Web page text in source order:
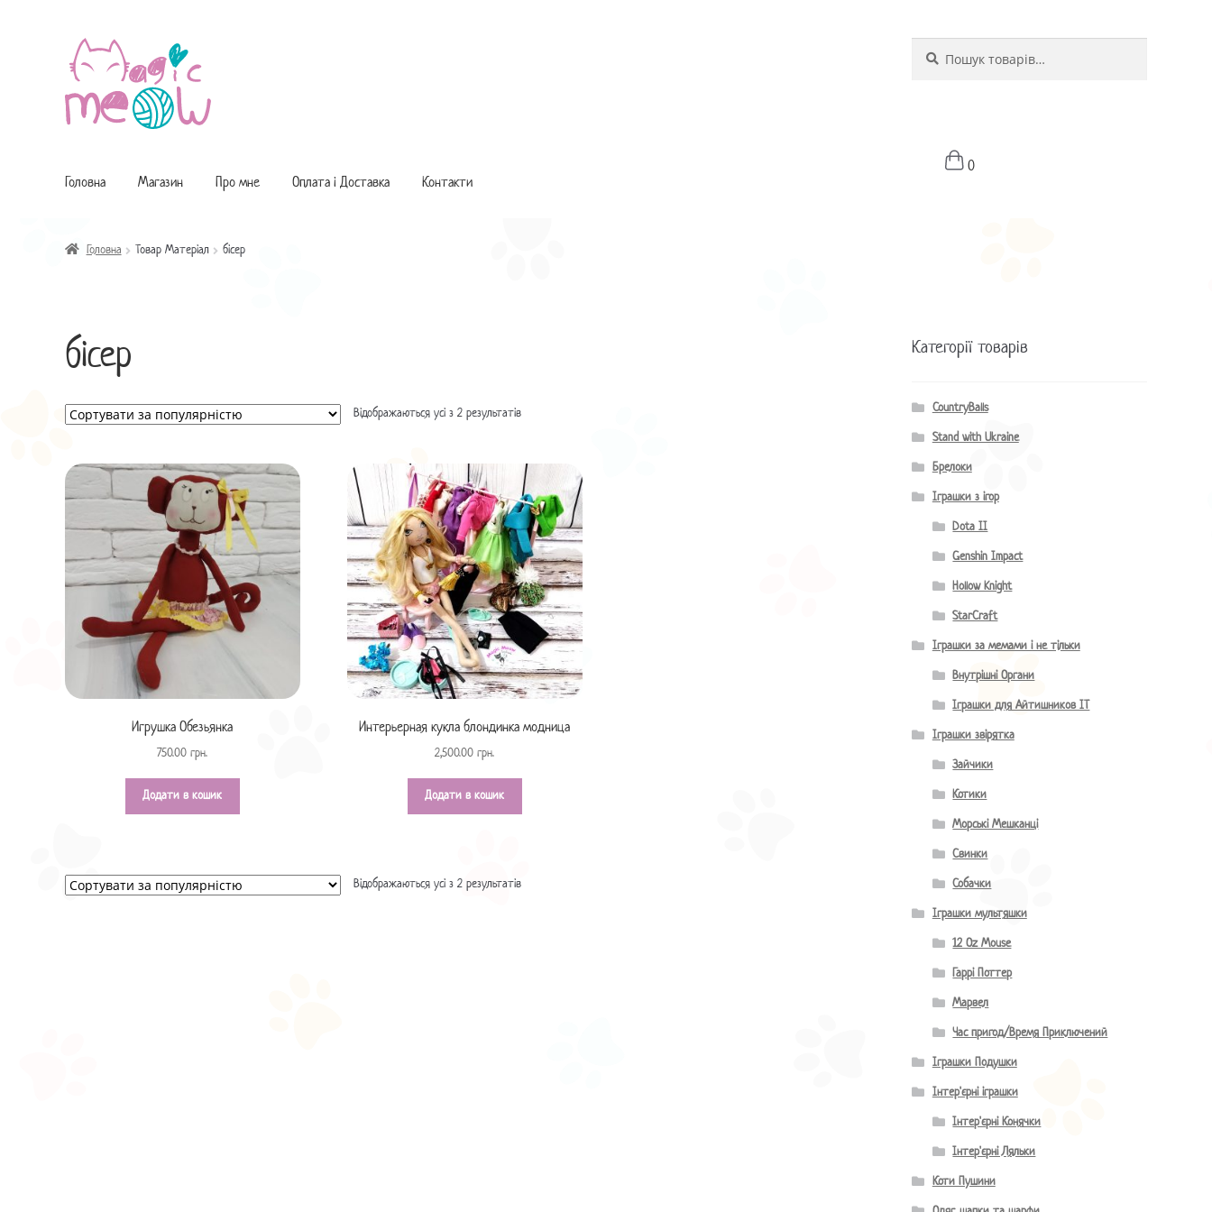
Перейти
до
навігації
Перейти
до
контенту
Головна Магазин Про мне Оплата і Доставка Контакти
0
Головна Товар Матеріал бісер
бісер
Відображаються усі з 2 результатів
Игрушка Обезьянка
750.00грн.
Додати в кошик
Интерьерная кукла блондинка модница
2,500.00грн.
Додати в кошик
Відображаються усі з 2 результатів
Категорії товарів
CountryBalls
Stand with Ukraine
Брелоки
Іграшки з ігор
Dota II
Genshin Impact
Hollow Knight
StarCraft
Іграшки за мемами і не тільки
Внутрішні Органи
Іграшки для Айтишников IT
Іграшки звірятка
Зайчики
Котики
Морські Мешканці
Свинки
Собачки
Іграшки мультяшки
12 Oz Mouse
Гаррі Поттер
Марвел
Час пригод/Время Приключений
Іграшки Подушки
Інтер'єрні іграшки
Інтер'єрні Конячки
Інтер'єрні Ляльки
Коти Пушини